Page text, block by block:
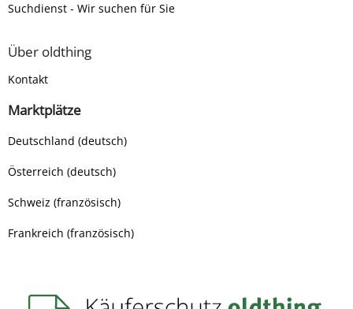
Suchdienst - Wir suchen für Sie
Über oldthing
Kontakt
Marktplätze
Deutschland (deutsch)
Österreich (deutsch)
Schweiz (französisch)
Frankreich (französisch)